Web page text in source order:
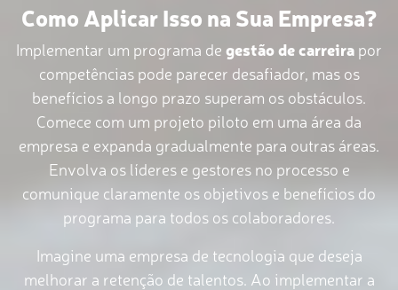
Como Aplicar Isso na Sua Empresa?
Implementar um programa de gestão de carreira por
competências pode parecer desafiador, mas os
benefícios a longo prazo superam os obstáculos.
Comece com um projeto piloto em uma área da
empresa e expanda gradualmente para outras áreas.
Envolva os líderes e gestores no processo e
comunique claramente os objetivos e benefícios do
programa para todos os colaboradores.
Imagine uma empresa de tecnologia que deseja
melhorar a retenção de talentos. Ao implementar a